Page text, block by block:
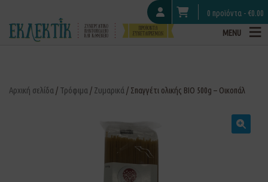
0 προϊόντα - €0.00
MENU
Αρχική σελίδα / Τρόφιμα / Ζυμαρικά / Σπαγγέτι ολικής ΒΙΟ 500g – Οικοπάλ